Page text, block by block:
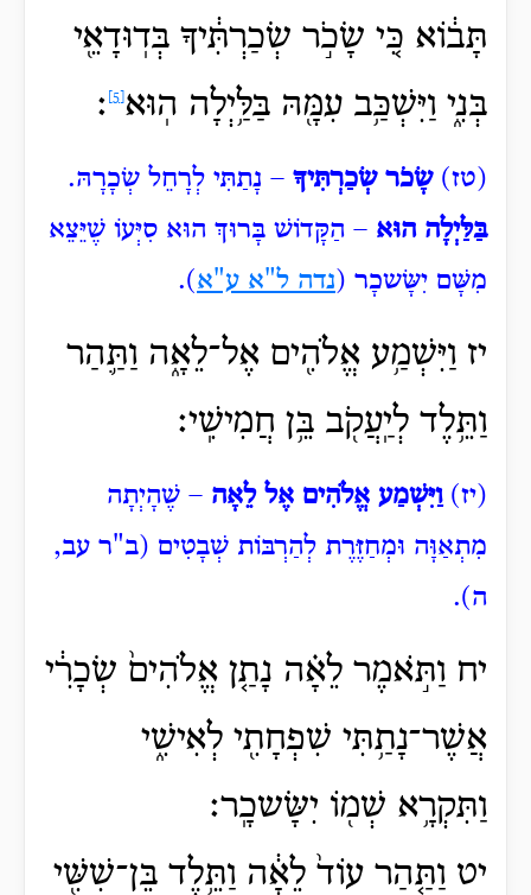
תָּב֔וֹא כִּ֚י שָׂכֹ֣ר שְׂכַרְתִּ֔יךָ בְּדֽוּדָאֵ֖י
בְּנִ֑י וַיִּשְׁכַּ֥ב עִמָּ֖הּ בַּלַּ֥יְלָה הֽוּא ׃
(טז)שָׂכֹר שְׂכַרְתִּיךָ – נָתַתִּי לְרָחֵל שְׂכָרָהּ.
בַּלַּיְלָה הוּא – הַקָּדוֹשׁ בָּרוּךְ הוּא סִיְּעוֹ שֶׁיֵּצֵא
מִשָּׁם יִשָּׂשכָר (נדה ל"א ע"א).
יז וַיִּשְׁמַ֥ע אֱלֹהִ֖ים אֶל־לֵאָ֑ה וַתַּ֛הַר
וַתֵּ֥לֶד לְיַֽעֲקֹ֖ב בֵּ֥ן חֲמִישִֽׁי׃
(יז)וַיִּשְׁמַע אֱלֹהִים אֶל לֵאָה – שֶׁהָיְתָה
מִתְאַוָּה וּמְחַזֶּרֶת לְהַרְבּוֹת שְׁבָטִים (ב"ר עב,
ה).
יח וַתֹּ֣אמֶר לֵאָ֗ה נָתַ֤ן אֱלֹהִים֙ שְׂכָרִ֔י
אֲשֶׁר־נָתַ֥תִּי שִׁפְחָתִ֖י לְאִישִׁ֑י
וַתִּקְרָ֥א שְׁמ֖וֹ יִשָּׂשכָֽר׃
יט וַתַּ֤הַר עוֹד֙ לֵאָ֔ה וַתֵּ֥לֶד בֵּן־שִׁשִּׁ֖י